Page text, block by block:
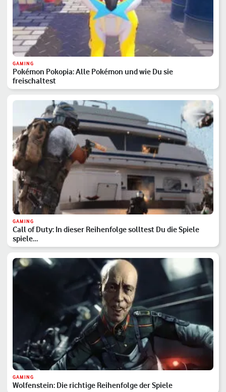
GAMING
Pokémon Pokopia: Alle Pokémon und wie Du sie
freischaltest
GAMING
Call of Duty: In dieser Reihenfolge solltest Du die Spiele
spiele…
GAMING
Wolfenstein: Die richtige Reihenfolge der Spiele